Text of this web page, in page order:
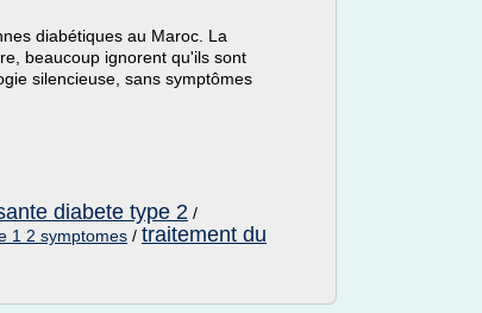
diabétiques au Maroc. La
beaucoup ignorent qu'ils sont
silencieuse, sans symptômes
diabete type 2 /
1 2 symptomes / traitement du